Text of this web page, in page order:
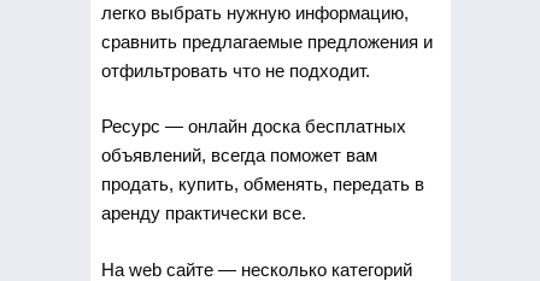
легко выбрать нужную информацию,
сравнить предлагаемые предложения и
отфильтровать что не подходит.
Ресурс — онлайн доска бесплатных
объявлений, всегда поможет вам
продать, купить, обменять, передать в
аренду практически все.
На web сайте — несколько категорий